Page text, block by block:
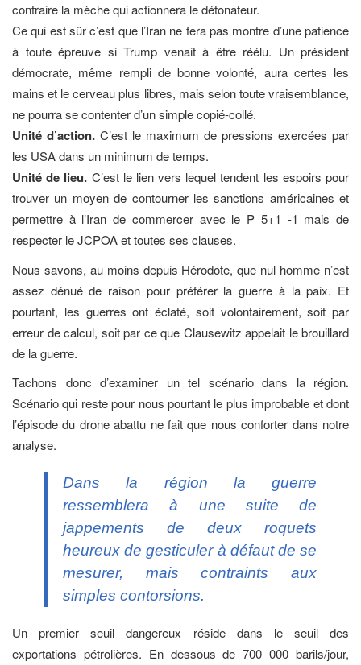
contraire la mèche qui actionnera le détonateur.
Ce qui est sûr c’est que l’Iran ne fera pas montre d’une patience
à toute épreuve si Trump venait à être réélu. Un président
démocrate, même rempli de bonne volonté, aura certes les
mains et le cerveau plus libres, mais selon toute vraisemblance,
ne pourra se contenter d’un simple copié-collé.
Unité d’action. C’est le maximum de pressions exercées par
les USA dans un minimum de temps.
Unité de lieu. C’est le lien vers lequel tendent les espoirs pour
trouver un moyen de contourner les sanctions américaines et
permettre à l’Iran de commercer avec le P 5+1 -1 mais de
respecter le JCPOA et toutes ses clauses.
Nous savons, au moins depuis Hérodote, que nul homme n’est
assez dénué de raison pour préférer la guerre à la paix. Et
pourtant, les guerres ont éclaté, soit volontairement, soit par
erreur de calcul, soit par ce que Clausewitz appelait le brouillard
de la guerre.
Tachons donc d’examiner un tel scénario dans la région.
Scénario qui reste pour nous pourtant le plus improbable et dont
l’épisode du drone abattu ne fait que nous conforter dans notre
analyse.
Dans la région la guerre
ressemblera à une suite de
jappements de deux roquets
heureux de gesticuler à défaut de se
mesurer, mais contraints aux
simples contorsions.
Un premier seuil dangereux réside dans le seuil des
exportations pétrolières. En dessous de 700 000 barils/jour,